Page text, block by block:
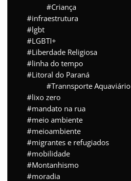
Criança
infraestrutura
lgbt
LGBTI+
Liberdade Religiosa
linha do tempo
Litoral do Paraná
Trannsporte Aquaviário
lixo zero
mandato na rua
meio ambiente
meioambiente
migrantes e refugiados
mobilidade
Montanhismo
moradia